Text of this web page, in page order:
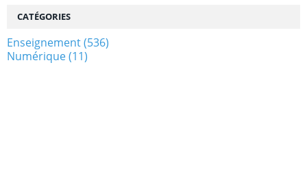
CATÉGORIES
Enseignement(536)
Numérique(11)